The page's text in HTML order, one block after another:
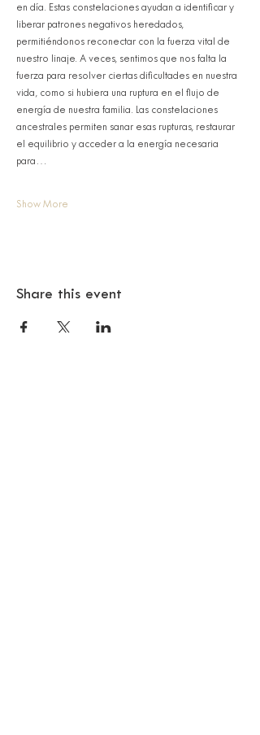
en día. Estas constelaciones ayudan a identificar y
liberar patrones negativos heredados,
permitiéndonos reconectar con la fuerza vital de
nuestro linaje. A veces, sentimos que nos falta la
fuerza para resolver ciertas dificultades en nuestra
vida, como si hubiera una ruptura en el flujo de
energía de nuestra familia. Las constelaciones
ancestrales permiten sanar esas rupturas, restaurar
el equilibrio y acceder a la energía necesaria
para…
Show More
Share this event